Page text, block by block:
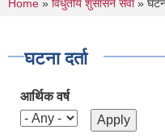
You are here
Home » विधुतीय शुसासन सेवा»
घटना दर्ता
आर्थिक वर्ष